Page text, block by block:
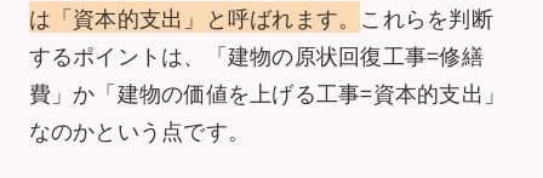
は「資本的支出」と呼ばれます。 これらを判断
するポイントは、「建物の原状回復工事=修繕
費」か「建物の価値を上げる工事=資本的支出」
なのかという点です。